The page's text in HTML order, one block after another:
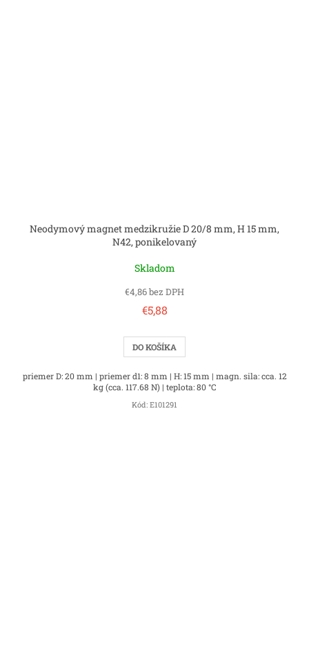
Neodymový magnet medzikružie D 20/8 mm, H 15 mm,
N42, ponikelovaný
Skladom
€4,86 bez DPH
€5,88
DO KOŠÍKA
priemer D: 20 mm | priemer d1: 8 mm | H: 15 mm | magn. sila: cca. 12
kg (cca. 117.68 N) | teplota: 80 °C
Kód: E101291